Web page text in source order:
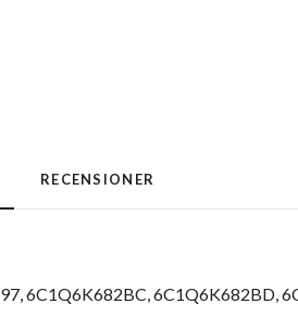
RECENSIONER
6C1Q6K682BC,6C1Q6K682BD,